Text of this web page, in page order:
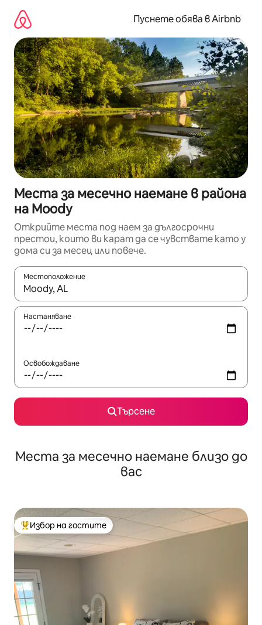
съдържанието
Пуснете обява в Airbnb
Места за месечно наемане в района
на Moody
Открийте места под наем за дългосрочни
престои, които ви карат да се чувствате като у
дома си за месец или повече.
Местоположение
Когато резултатите се покажат, използвайте
Настаняване
Освобождаване
Търсене
Места за месечно наемане близо до
вас
Най-популярен избор на гостите
Избор на гостите